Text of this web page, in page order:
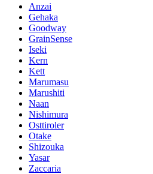
Anzai
Gehaka
Goodway
GrainSense
Iseki
Kern
Kett
Marumasu
Marushiti
Naan
Nishimura
Osttiroler
Otake
Shizouka
Yasar
Zaccaria